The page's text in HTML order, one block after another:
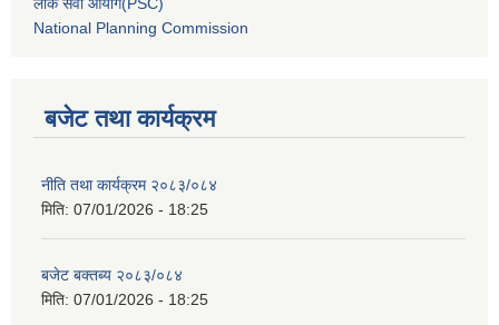
National Planning Commission
बजेट तथा कार्यक्रम
नीति तथा कार्यक्रम २०८३/०८४
मिति: 07/01/2026 - 18:25
बजेट बक्तब्य २०८३/०८४
मिति: 07/01/2026 - 18:25